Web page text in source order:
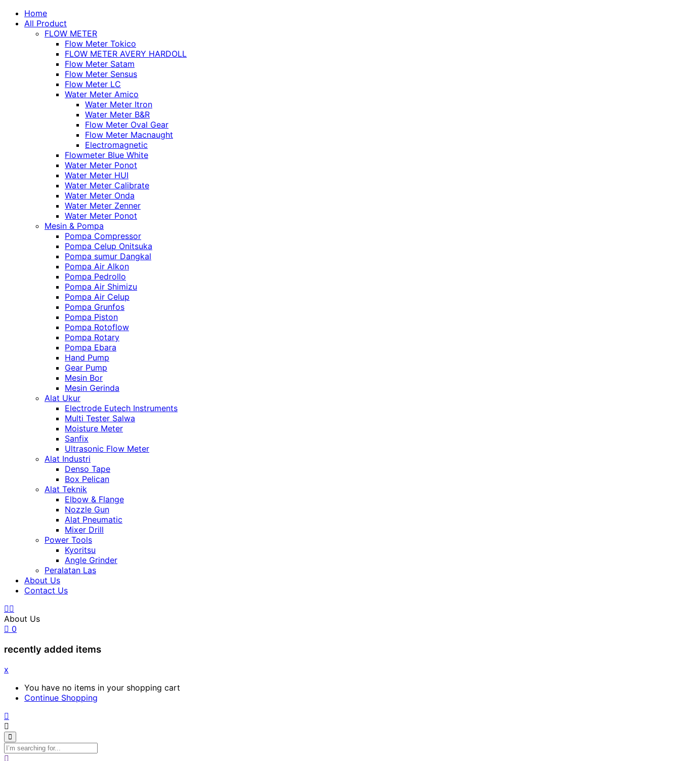
Home
All Product
FLOW METER
Flow Meter Tokico
FLOW METER AVERY HARDOLL
Flow Meter Satam
Flow Meter Sensus
Flow Meter LC
Water Meter Amico
Water Meter Itron
Water Meter B&R
Flow Meter Oval Gear
Flow Meter Macnaught
Electromagnetic
Flowmeter Blue White
Water Meter Ponot
Water Meter HUI
Water Meter Calibrate
Water Meter Onda
Water Meter Zenner
Water Meter Ponot
Mesin & Pompa
Pompa Compressor
Pompa Celup Onitsuka
Pompa sumur Dangkal
Pompa Air Alkon
Pompa Pedrollo
Pompa Air Shimizu
Pompa Air Celup
Pompa Grunfos
Pompa Piston
Pompa Rotoflow
Pompa Rotary
Pompa Ebara
Hand Pump
Gear Pump
Mesin Bor
Mesin Gerinda
Alat Ukur
Electrode Eutech Instruments
Multi Tester Salwa
Moisture Meter
Sanfix
Ultrasonic Flow Meter
Alat Industri
Denso Tape
Box Pelican
Alat Teknik
Elbow & Flange
Nozzle Gun
Alat Pneumatic
Mixer Drill
Power Tools
Kyoritsu
Angle Grinder
Peralatan Las
About Us
Contact Us
About Us
0
recently added items
x
You have no items in your shopping cart
Continue Shopping